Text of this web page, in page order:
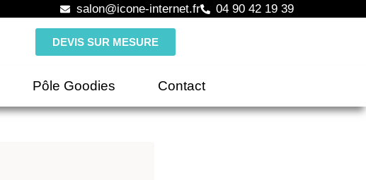
salon@icone-internet.fr 04 90 42 19 39
DEVIS SUR MESURE
Pôle Goodies Contact